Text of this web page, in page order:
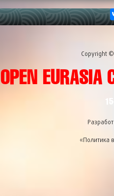
Copyright
OPEN EURASIA
«Политика